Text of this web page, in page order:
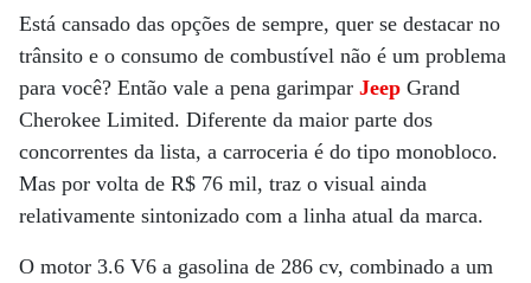
Está cansado das opções de sempre, quer se destacar no
trânsito e o consumo de combustível não é um problema
para você? Então vale a pena garimpar Jeep Grand
Cherokee Limited. Diferente da maior parte dos
concorrentes da lista, a carroceria é do tipo monobloco.
Mas por volta de R$ 76 mil, traz o visual ainda
relativamente sintonizado com a linha atual da marca.
O motor 3.6 V6 a gasolina de 286 cv, combinado a um